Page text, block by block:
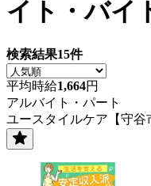
イト・バイ
検索結果15件
平均時給1,664円
アルバイト・パート
ユースタイルケア【守谷